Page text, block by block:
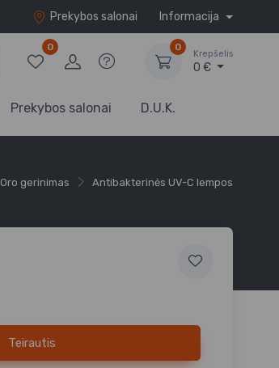
Prekybos salonai Informacija
0 0
Krepšelis
0 €
Prekybos salonai D.U.K.
Oro gerinimas Antibakterinės UV-C lempos
Teirautis